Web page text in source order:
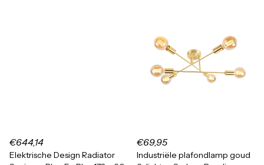
€644,14
Elektrische Design Radiator
€69,95
Industriële plafondlamp goud